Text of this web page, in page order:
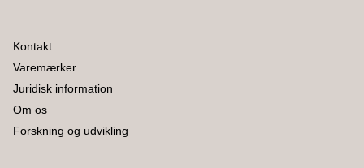
Kontakt
Varemærker
Juridisk information
Om os
Forskning og udvikling